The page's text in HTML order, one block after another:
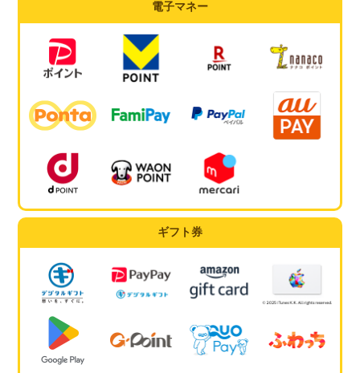
電子マネー
ギフト券